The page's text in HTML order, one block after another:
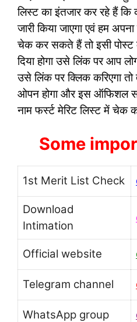
लिस्ट का इंतजार कर रहे हैं
जारी किया जाएगा एवं हम
चेक कर सकते हैं तो इसी पोस्ट
दिया होगा उसे लिंक पर आप
उसे लिंक पर क्लिक करिएगा
ओपन होगा और इस ऑफिशल
नाम फर्स्ट मेरिट लिस्ट में
Some
1st Merit List Check
Download
Intimation
Official website
Telegram channel
WhatsApp group